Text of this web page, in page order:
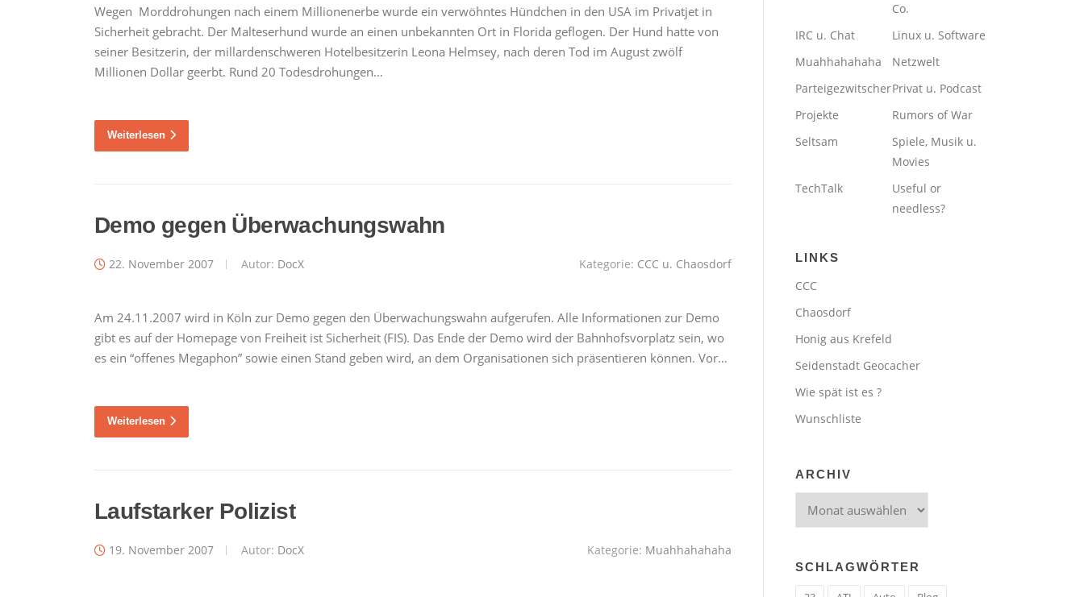
Wegen Morddrohungen nach einem Millionenerbe wurde ein verwöhntes Hündchen in den USA im Privatjet in
Sicherheit gebracht. Der Malteserhund wurde an einen unbekannten Ort in Florida geflogen. Der Hund hatte von
seiner Besitzerin, der millardenschweren Hotelbesitzerin Leona Helmsey, nach deren Tod im August zwölf
Millionen Dollar geerbt. Rund 20 Todesdrohungen…
Weiterlesen
Demo gegen Überwachungswahn
22. November 2007 Autor: DocX Kategorie: CCC u. Chaosdorf
Am 24.11.2007 wird in Köln zur Demo gegen den Überwachungswahn aufgerufen. Alle Informationen zur Demo
gibt es auf der Homepage von Freiheit ist Sicherheit (FIS). Das Ende der Demo wird der Bahnhofsvorplatz sein, wo
es ein “offenes Megaphon” sowie einen Stand geben wird, an dem Organisationen sich präsentieren können. Vor…
Weiterlesen
Laufstarker Polizist
19. November 2007 Autor: DocX Kategorie: Muahhahahaha
Co.
IRC u. Chat
Linux u. Software
Muahhahahaha
Netzwelt
ParteigezwitscherPrivat u. Podcast
Projekte
Rumors of War
Seltsam
Spiele, Musik u.
Movies
TechTalk
Useful or
needless?
LINKS
CCC
Chaosdorf
Honig aus Krefeld
Seidenstadt Geocacher
Wie spät ist es ?
Wunschliste
ARCHIV
Archiv
SCHLAGWÖRTER